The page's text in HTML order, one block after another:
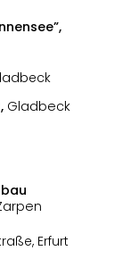
Gladbeck